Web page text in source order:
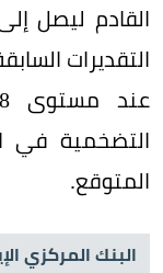
التقديرات
التضخمية في
المتوقع.
البنك المركزي